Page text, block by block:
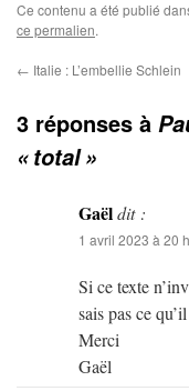
Ce contenu a été publié
ce permalien.
← Italie : L’embellie Schlein
3 réponses à
« total »
Gaëldit :
1 avril 2023 à 20
Si ce texte
sais pas ce
Merci
Gaël